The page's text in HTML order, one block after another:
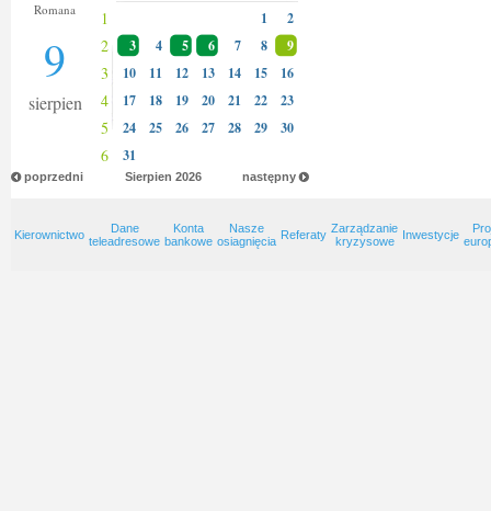
Romana
9
sierpien
1 1 2
2 3 4 5 6 7 8 9
3 10 11 12 13 14 15 16
4 17 18 19 20 21 22 23
5 24 25 26 27 28 29 30
6 31
poprzedni następny
Sierpien 2026
Kierownictwo
Dane
teleadresowe
Konta
bankowe
Nasze
osiagnięcia Referaty Zarządzanie
kryzysowe
Inwestycje